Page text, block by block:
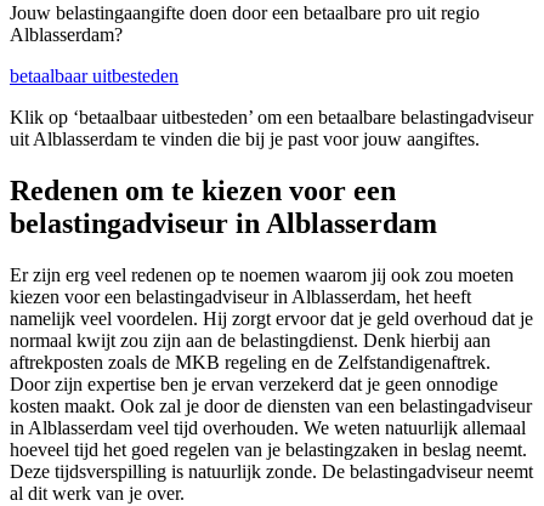
Jouw belastingaangifte doen door een betaalbare pro uit regio
Alblasserdam?
betaalbaar uitbesteden
Klik op ‘betaalbaar uitbesteden’ om een betaalbare belastingadviseur
uit Alblasserdam te vinden die bij je past voor jouw aangiftes.
Redenen om te kiezen voor een
belastingadviseur in Alblasserdam
Er zijn erg veel redenen op te noemen waarom jij ook zou moeten
kiezen voor een belastingadviseur in Alblasserdam, het heeft
namelijk veel voordelen. Hij zorgt ervoor dat je geld overhoud dat je
normaal kwijt zou zijn aan de belastingdienst. Denk hierbij aan
aftrekposten zoals de MKB regeling en de Zelfstandigenaftrek.
Door zijn expertise ben je ervan verzekerd dat je geen onnodige
kosten maakt. Ook zal je door de diensten van een belastingadviseur
in Alblasserdam veel tijd overhouden. We weten natuurlijk allemaal
hoeveel tijd het goed regelen van je belastingzaken in beslag neemt.
Deze tijdsverspilling is natuurlijk zonde. De belastingadviseur neemt
al dit werk van je over.